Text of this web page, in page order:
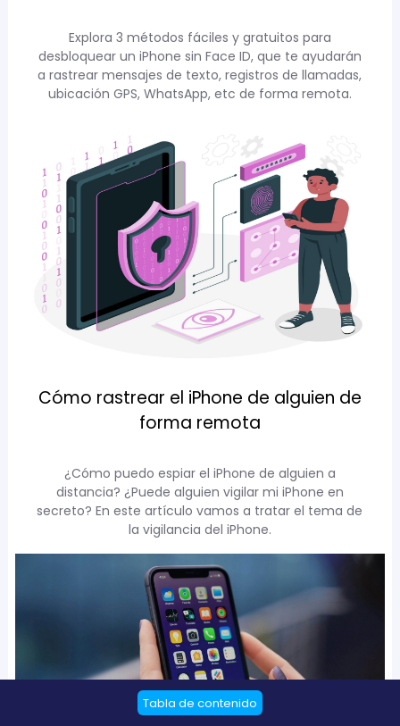
Tabla de contenido
Explora 3 métodos fáciles y gratuitos para
desbloquear un iPhone sin Face ID, que te ayudarán
a rastrear mensajes de texto, registros de llamadas,
ubicación GPS, WhatsApp, etc de forma remota.
Cómo rastrear el iPhone de alguien de
forma remota
¿Cómo puedo espiar el iPhone de alguien a
distancia? ¿Puede alguien vigilar mi iPhone en
secreto? En este artículo vamos a tratar el tema de
la vigilancia del iPhone.